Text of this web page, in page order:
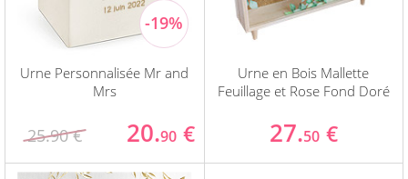
Urne Personnalisée Mr and
Mrs
25.90 € 20.90 €
Urne en Bois Mallette
Feuillage et Rose Fond Doré
27.50 €